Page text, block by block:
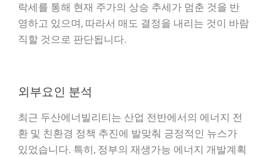
락세를 통해 현재 주가의 상승 추세가 멈춘 것을 반
영하고 있으며, 따라서 매도 결정을 내리는 것이 바람
직할 것으로 판단됩니다.
외부요인 분석
최근 두산에너빌리티는 산업 전반에서의 에너지 전
환 및 친환경 정책 추진에 발맞춰 긍정적인 뉴스가
있었습니다. 특히, 정부의 재생가능 에너지 개발계획